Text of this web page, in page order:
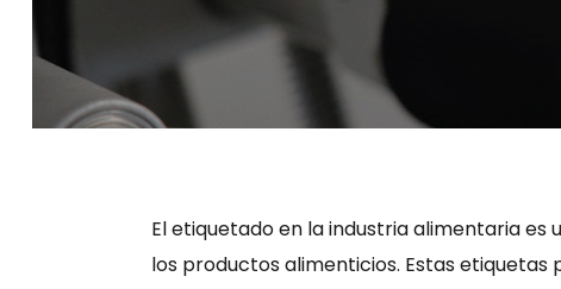
El etiquetado en la industria alimentaria
los productos alimenticios. Estas